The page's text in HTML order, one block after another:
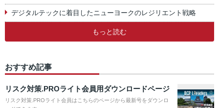
デジタルテックに着目したニューヨークのレジリエント戦略
もっと読む
おすすめ記事
リスク対策.PROライト会員用ダウンロードページ
リスク対策.PROライト会員はこちらのページから最新号をダウンロ